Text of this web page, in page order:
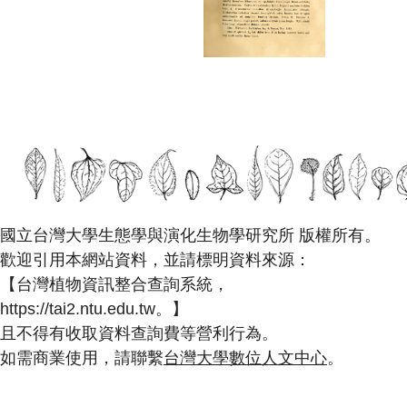
國立台灣大學生態學與演化生物學研究所 版權所有。
歡迎引用本網站資料，並請標明資料來源：
【台灣植物資訊整合查詢系統，
https://tai2.ntu.edu.tw。】
且不得有收取資料查詢費等營利行為。
如需商業使用，請聯繫台灣大學數位人文中心。